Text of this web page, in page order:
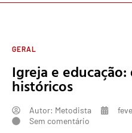
GERAL
Igreja e
históricos
Autor: Metodista
Sem comentário